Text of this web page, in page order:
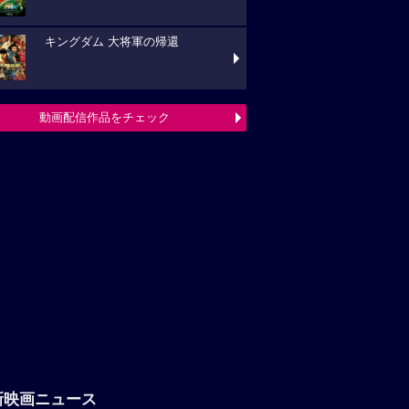
キングダム 大将軍の帰還
動画配信作品をチェック
映画ニュース